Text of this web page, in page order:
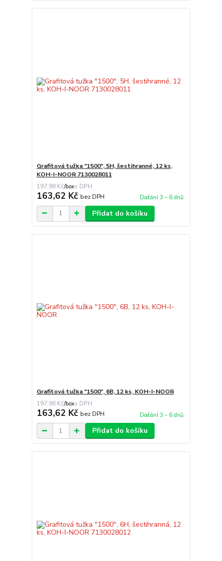
Grafitová tužka "1500", 5H, šestihranné, 12 ks,
KOH-I-NOOR 7130028011
197,98 Kč/box
163,62 Kč bez DPH Dodání 3 – 6 dnů
Přidat do košíku
Grafitová tužka "1500", 6B, 12 ks, KOH-I-NOOR
197,98 Kč/box
163,62 Kč bez DPH Dodání 3 – 6 dnů
Přidat do košíku